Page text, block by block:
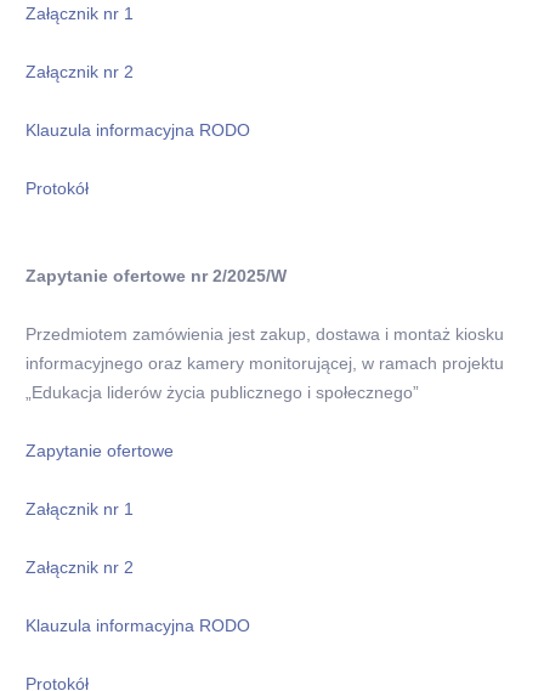
Załącznik nr 1
Załącznik nr 2
Klauzula informacyjna RODO
Protokół
Zapytanie ofertowe nr 2/2025/W
Przedmiotem zamówienia jest zakup, dostawa i montaż kiosku
informacyjnego oraz kamery monitorującej, w ramach projektu
„Edukacja liderów życia publicznego i społecznego”
Zapytanie ofertowe
Załącznik nr 1
Załącznik nr 2
Klauzula informacyjna RODO
Protokół